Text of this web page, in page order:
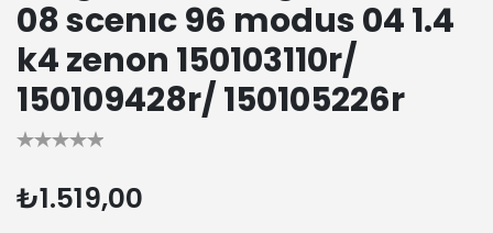
08 scenıc 96 modus 04 1.4
k4 zenon 150103110r/
150109428r/ 150105226r
₺1.519,00